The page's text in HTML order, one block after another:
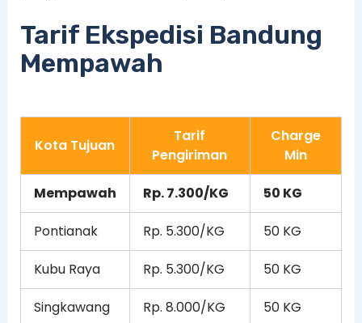
Tarif Ekspedisi Bandung
Mempawah
Kota Tujuan
Tarif
Pengiriman
Charge
Min
Mempawah Rp. 7.300/KG 50 KG
Pontianak Rp. 5.300/KG 50 KG
Kubu Raya Rp. 5.300/KG 50 KG
Singkawang Rp. 8.000/KG 50 KG